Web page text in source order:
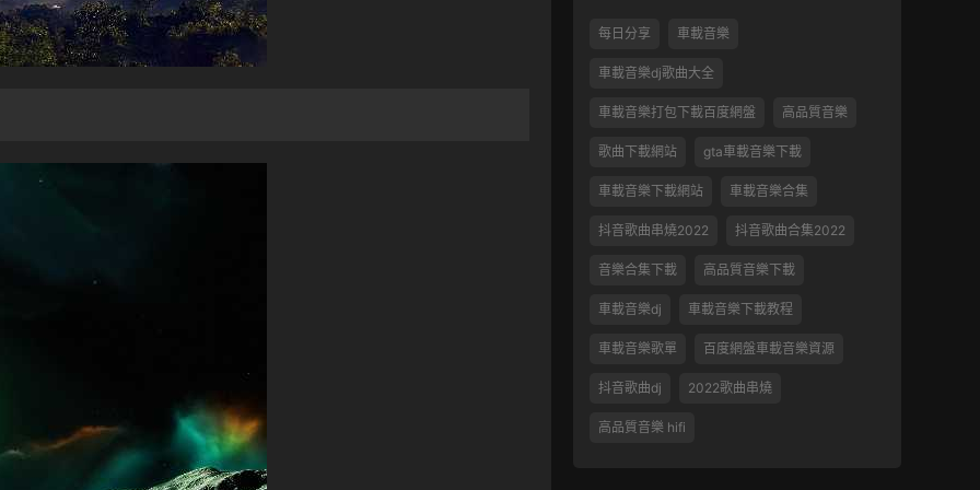
每日分享 車載音樂
車載音樂dj歌曲大全
車載音樂打包下載百度網盤 高品質音樂
歌曲下載網站 gta車載音樂下載
車載音樂下載網站 車載音樂合集
抖音歌曲串燒2022 抖音歌曲合集2022
音樂合集下載 高品質音樂下載
車載音樂dj 車載音樂下載教程
車載音樂歌單 百度網盤車載音樂資源
抖音歌曲dj 2022歌曲串燒
高品質音樂 hifi